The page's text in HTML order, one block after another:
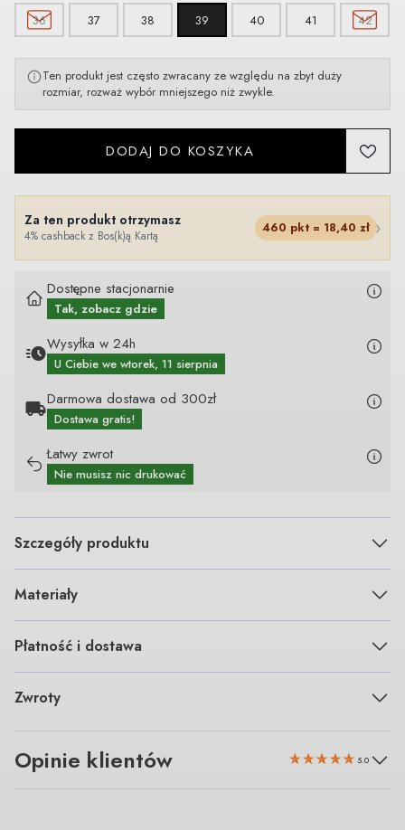
36 37 38 39 40 41 42
Ten produkt jest często zwracany ze względu na zbyt duży
rozmiar, rozważ wybór mniejszego niż zwykle.
DODAJ DO KOSZYKA
Za ten produkt otrzymasz
4% cashback z Bos(k)ą Kartą
460 pkt = 18,40 zł ›
Dostępne stacjonarnie
Tak, zobacz gdzie
Wysyłka w 24h
U Ciebie we wtorek, 11 sierpnia
Darmowa dostawa od 300zł
Dostawa gratis!
Łatwy zwrot
Nie musisz nic drukować
Szczegóły produktu
Materiały
Płatność i dostawa
Zwroty
Opinie klientów 5.0